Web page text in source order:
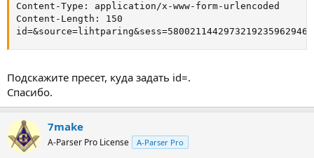
Content-Type: application/x-www-form-urlencoded
Content-Length: 150
Подскажите пресет, куда задать id=.
Спасибо.
7make
A-Parser Pro License A-Parser Pro